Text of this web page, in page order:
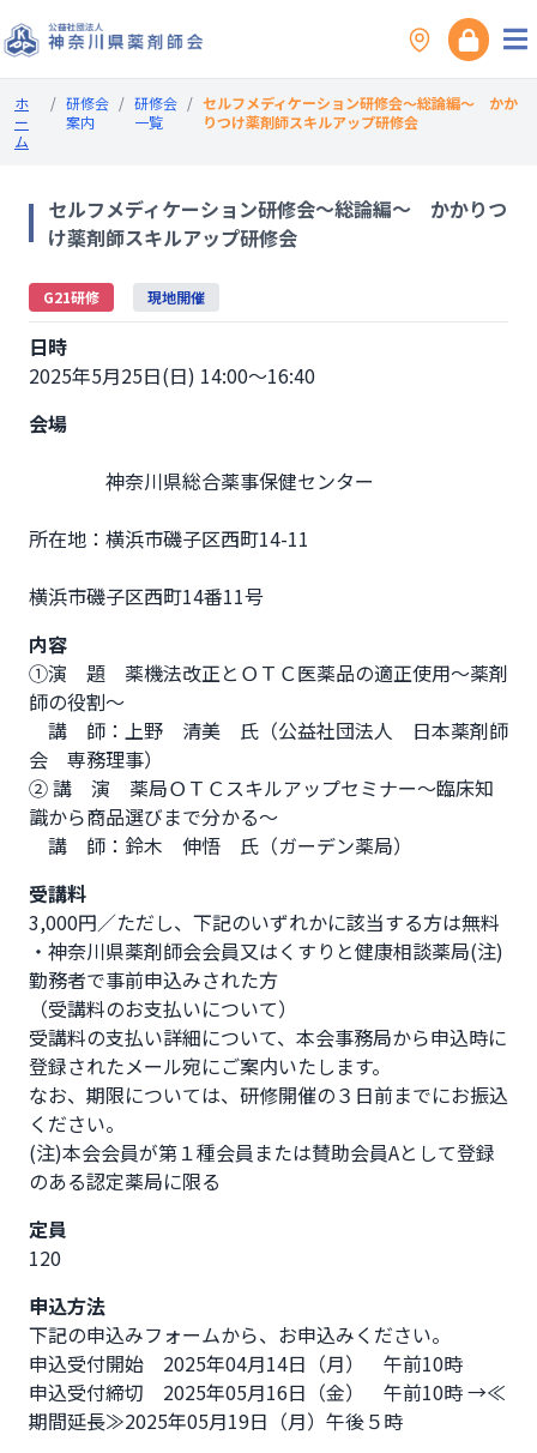
ホ
ー
ム
/ 研修会
案内
/ 研修会
一覧
/ セルフメディケーション研修会～総論編～ かか
りつけ薬剤師スキルアップ研修会
セルフメディケーション研修会～総論編～ かかりつ
け薬剤師スキルアップ研修会
G21研修 現地開催
日時
2025年5月25日(日) 14:00～16:40
会場
所在地：横浜市磯子区西町14-11
横浜市磯子区西町14番11号
内容
①演　題　薬機法改正とＯＴＣ医薬品の適正使用～薬剤
師の役割～
講　師：上野　清美　氏（公益社団法人　日本薬剤師
会　専務理事）
② 講　演　薬局ＯＴＣスキルアップセミナー～臨床知
識から商品選びまで分かる～
講　師：鈴木　伸悟　氏（ガーデン薬局）
受講料
3,000円／ただし、下記のいずれかに該当する方は無料
・神奈川県薬剤師会会員又はくすりと健康相談薬局(注)
勤務者で事前申込みされた方
（受講料のお支払いについて）
受講料の支払い詳細について、本会事務局から申込時に
登録されたメール宛にご案内いたします。
なお、期限については、研修開催の３日前までにお振込
ください。
(注)本会会員が第１種会員または賛助会員Aとして登録
のある認定薬局に限る
定員
120
申込方法
下記の申込みフォームから、お申込みください。
申込受付開始　2025年04月14日（月）　午前10時
申込受付締切　2025年05月16日（金）　午前10時 →≪
期間延長≫2025年05月19日（月）午後５時